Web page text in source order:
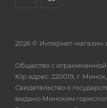
2026 © Интернет-магазин
Общество с ограниченной
Юр.адрес: 220019, г.
Свидетельство о
выдано Минским